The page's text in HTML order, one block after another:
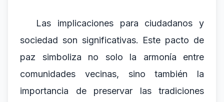
Las implicaciones para ciudadanos y
sociedad son significativas. Este pacto de
paz simboliza no solo la armonía entre
comunidades vecinas, sino también la
importancia de preservar las tradiciones